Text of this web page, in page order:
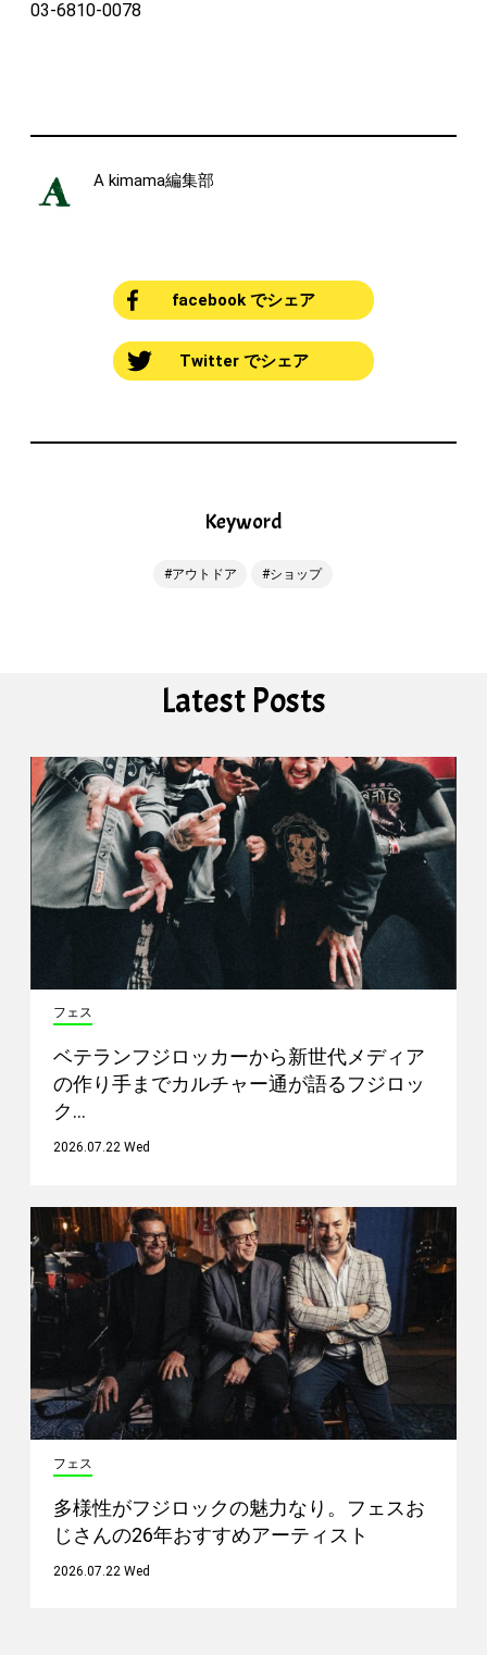
03-6810-0078
A kimama編集部
facebook でシェア
Twitter でシェア
Keyword
アウトドア ショップ
Latest Posts
フェス
ベテランフジロッカーから新世代メディア
の作り手までカルチャー通が語るフジロッ
ク…
2026.07.22 Wed
フェス
多様性がフジロックの魅力なり。フェスお
じさんの26年おすすめアーティスト
2026.07.22 Wed